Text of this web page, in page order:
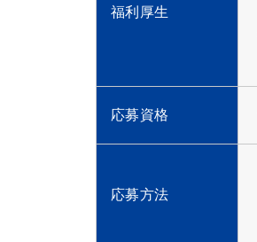
福利厚生
応募資格
応募方法